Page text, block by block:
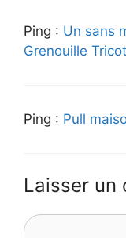
Ping : Un sans
Grenouille
Ping : Pull
Laisser un
Commentaire